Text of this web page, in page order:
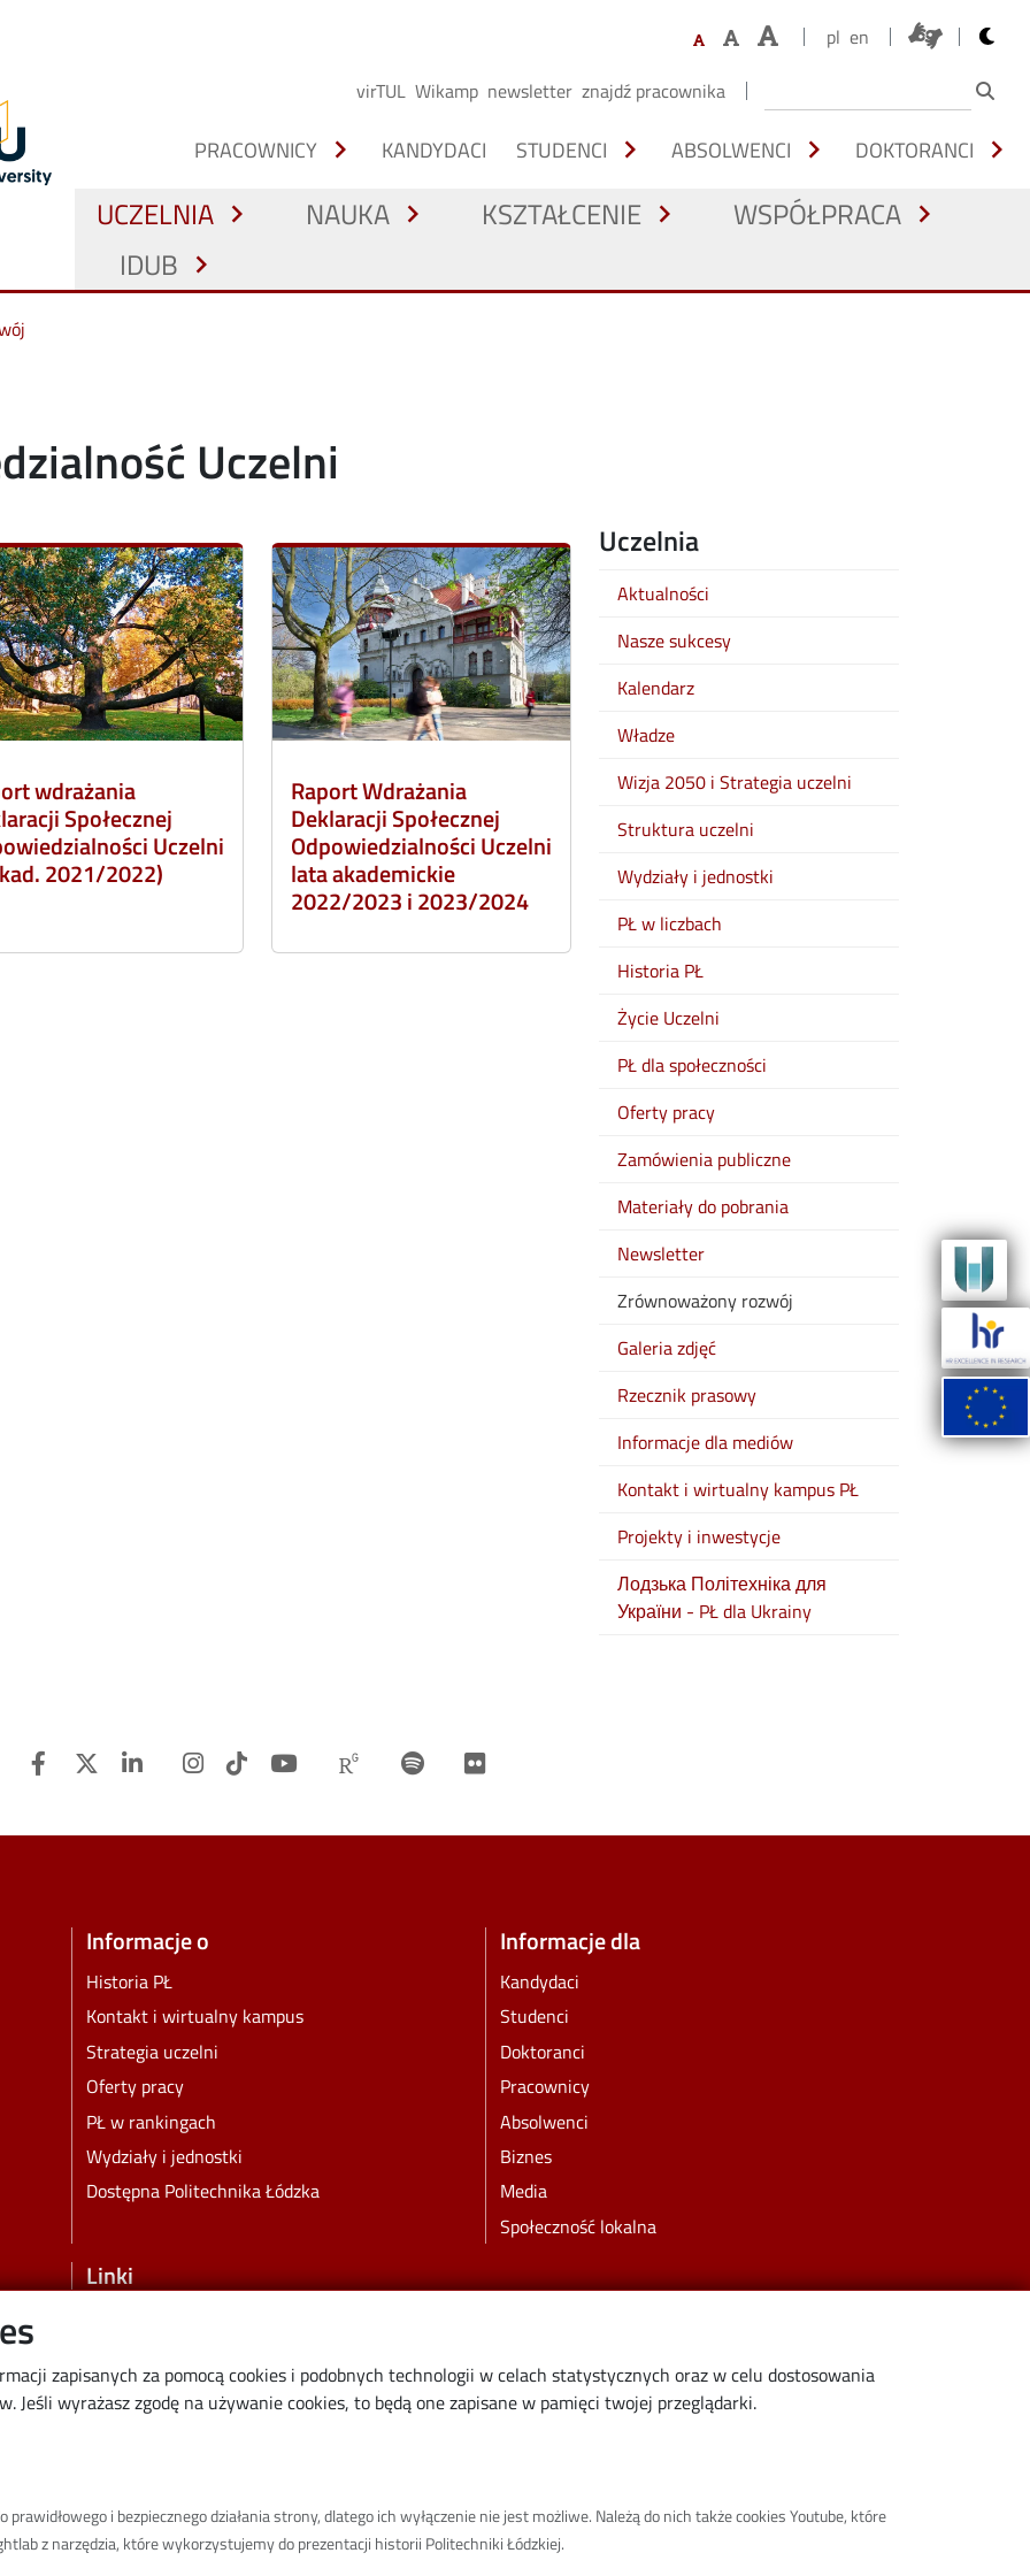
zapisanych za pomocą cookies i podobnych technologii w celach statystycznych oraz w celu dostosowania
wyrażasz zgodę na używanie cookies, to będą one zapisane w pamięci twojej przeglądarki.
prawidłowego i bezpiecznego działania strony, dlatego ich wyłączenie nie jest możliwe. Należą do nich także cookies Youtube, które
z narzędzia, które wykorzystujemy do prezentacji historii Politechniki Łódzkiej.
pl en opens
virTUL Wikamp newsletter znajdź pracownika
PRACOWNICY chevron_right KANDYDACI STUDENCI chevron_right ABSOLWENCI chevron_right DOKTORANCI chevron_right
UCZELNIA chevron_right NAUKA chevron_right KSZTAŁCENIE chevron_right WSPÓŁPRACA chevron_right
IDUB chevron_right
Uczelni
wdrażania
Społecznej
Uczelni
2021/2022)
Raport Wdrażania
Deklaracji Społecznej
Odpowiedzialności Uczelni
lata akademickie
2022/2023 i 2023/2024
Uczelnia
Aktualności
Nasze sukcesy
Kalendarz
Władze
Wizja 2050 i Strategia uczelni
Struktura uczelni
Wydziały i jednostki
PŁ w liczbach
Historia PŁ
Życie Uczelni
PŁ dla społeczności
Oferty pracy
Zamówienia publiczne
Materiały do pobrania
Newsletter
Zrównoważony rozwój
Galeria zdjęć
Rzecznik prasowy
Informacje dla mediów
Kontakt i wirtualny kampus PŁ
Projekty i inwestycje
Лодзька Політехніка для
України - PŁ dla Ukrainy
Facebook
Twitter LinkedinInstagram
TiTok Youtube Researchgate
Spotify
Informacje o
Historia PŁ
Kontakt i wirtualny kampus
Strategia uczelni
Oferty pracy
PŁ w rankingach
Wydziały i jednostki
Dostępna Politechnika Łódzka
Informacje dla
Kandydaci
Studenci
Doktoranci
Pracownicy
Absolwenci
Biznes
Media
Społeczność lokalna
Linki
Biblioteka PŁ
Dyscypliny naukowe w PŁ
Klauzula RODO
Polityka prywatności